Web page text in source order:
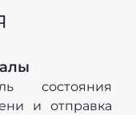
состояния
и отправка